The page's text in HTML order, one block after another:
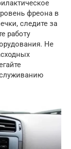
фреона в
следите за
работу
Не